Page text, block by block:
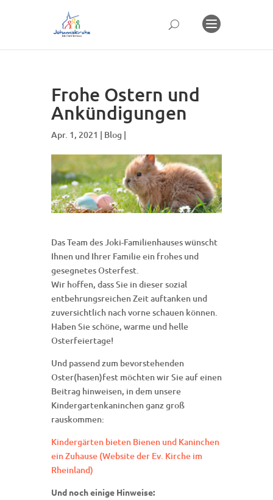
Frohe Ostern und
Ankündigungen
Apr. 1, 2021 | Blog |
Das Team des Joki-Familienhauses wünscht
Ihnen und Ihrer Familie ein frohes und
gesegnetes Osterfest.
Wir hoffen, dass Sie in dieser sozial
entbehrungsreichen Zeit auftanken und
zuversichtlich nach vorne schauen können.
Haben Sie schöne, warme und helle
Osterfeiertage!
Und passend zum bevorstehenden
Oster(hasen)fest möchten wir Sie auf einen
Beitrag hinweisen, in dem unsere
Kindergartenkaninchen ganz groß
rauskommen:
Kindergärten bieten Bienen und Kaninchen
ein Zuhause (Website der Ev. Kirche im
Rheinland)
Und noch einige Hinweise: